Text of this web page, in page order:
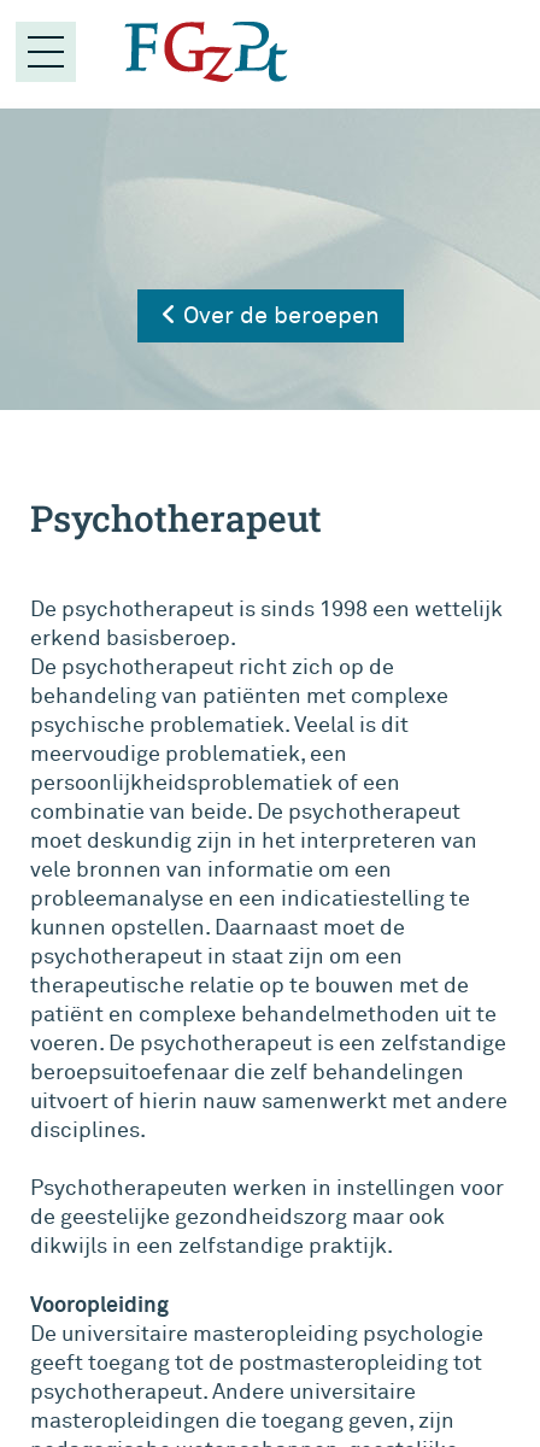
Over de beroepen
Psychotherapeut
De psychotherapeut is sinds 1998 een wettelijk
erkend basisberoep.
De psychotherapeut richt zich op de
behandeling van patiënten met complexe
psychische problematiek. Veelal is dit
meervoudige problematiek, een
persoonlijkheidsproblematiek of een
combinatie van beide. De psychotherapeut
moet deskundig zijn in het interpreteren van
vele bronnen van informatie om een
probleemanalyse en een indicatiestelling te
kunnen opstellen. Daarnaast moet de
psychotherapeut in staat zijn om een
therapeutische relatie op te bouwen met de
patiënt en complexe behandelmethoden uit te
voeren. De psychotherapeut is een zelfstandige
beroepsuitoefenaar die zelf behandelingen
uitvoert of hierin nauw samenwerkt met andere
disciplines.
Psychotherapeuten werken in instellingen voor
de geestelijke gezondheidszorg maar ook
dikwijls in een zelfstandige praktijk.
Vooropleiding
De universitaire masteropleiding psychologie
geeft toegang tot de postmasteropleiding tot
psychotherapeut. Andere universitaire
masteropleidingen die toegang geven, zijn